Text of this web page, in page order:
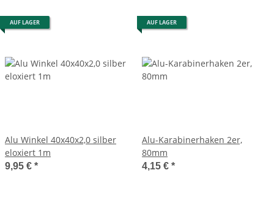
AUF LAGER
Alu Winkel 40x40x2,0 silber
eloxiert 1m
9,95 € *
AUF LAGER
Alu-Karabinerhaken 2er,
80mm
4,15 € *